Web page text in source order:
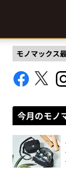
モノマックス
今月のモノ